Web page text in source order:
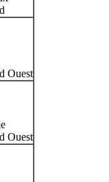
Ouest
Ouest